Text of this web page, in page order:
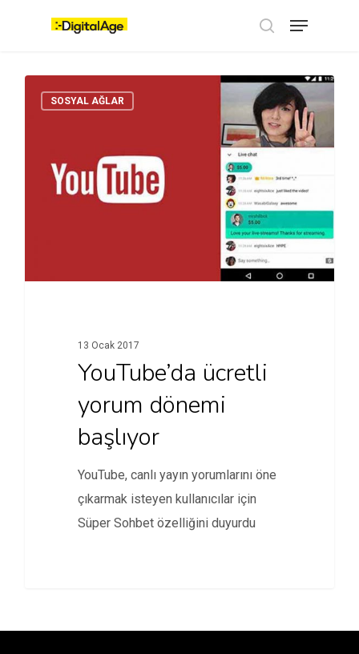
Menu
SOSYAL AĞLAR
13 Ocak 2017
YouTube’da ücretli
yorum dönemi
başlıyor
YouTube, canlı yayın yorumlarını öne
çıkarmak isteyen kullanıcılar için
Süper Sohbet özelliğini duyurdu